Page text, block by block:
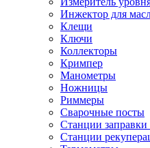
Инжектор для
Клещи
Ключи
Коллекторы
Кримпер
Манометры
Ножницы
Риммеры
Сварочные посты
Станции
Станции